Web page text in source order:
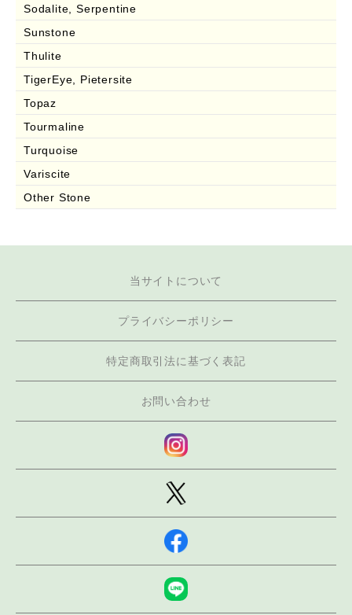
Sodalite, Serpentine
Sunstone
Thulite
TigerEye, Pietersite
Topaz
Tourmaline
Turquoise
Variscite
Other Stone
当サイトについて
プライバシーポリシー
特定商取引法に基づく表記
お問い合わせ